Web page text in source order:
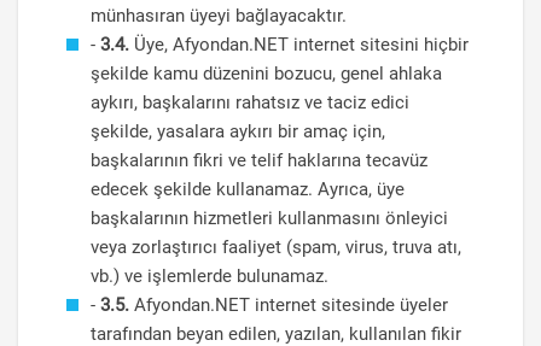
münhasıran üyeyi bağlayacaktır.
- 3.4. Üye, Afyondan.NET internet sitesini hiçbir
şekilde kamu düzenini bozucu, genel ahlaka
aykırı, başkalarını rahatsız ve taciz edici
şekilde, yasalara aykırı bir amaç için,
başkalarının fikri ve telif haklarına tecavüz
edecek şekilde kullanamaz. Ayrıca, üye
başkalarının hizmetleri kullanmasını önleyici
veya zorlaştırıcı faaliyet (spam, virus, truva atı,
vb.) ve işlemlerde bulunamaz.
- 3.5. Afyondan.NET internet sitesinde üyeler
tarafından beyan edilen, yazılan, kullanılan fikir